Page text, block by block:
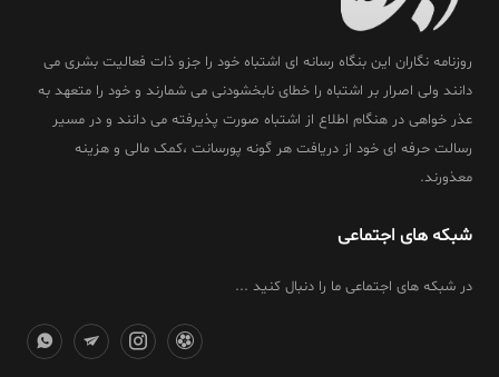
روزنامه نگاران این بنگاه رسانه ای اشتباه خود را جزو ذات فعالیت بشری می
دانند ولی اصرار بر اشتباه را خطای نابخشودنی می شمارند و خود را متعهد به
عذر خواهی در هنگام اطلاع از اشتباه صورت پذیرفته می دانند و در مسیر
رسالت حرفه ای خود از دریافت هر گونه پورسانت ،کمک مالی و هزینه
معذورند.
شبکه های اجتماعی
در شبکه های اجتماعی ما را دنبال کنید ...